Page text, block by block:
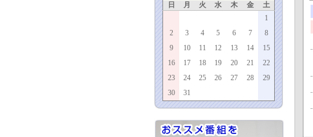
日
月 火 水 木 金
土
1
2
3 4 5 6 7
8
9
10 11 12 13 14
15
16
17 18 19 20 21
22
23
24 25 26 27 28
29
30
31